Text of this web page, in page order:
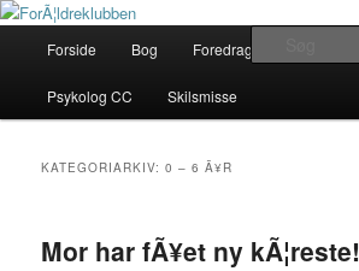
Fortsæt
primært
indhold
Fortsæt
sekundært
indholdForÃ¦ldreklubben
Her finder du gode rÃ¥d
Forside Bog Foredrag
Psykolog CC Skilsmisse
KATEGORIARKIV:0 – 6 Ã¥R
Mor har fÃ¥et ny kÃ¦reste!